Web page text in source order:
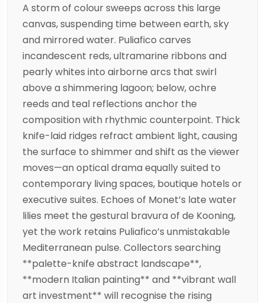
A storm of colour sweeps across this large
canvas, suspending time between earth, sky
and mirrored water. Puliafico carves
incandescent reds, ultramarine ribbons and
pearly whites into airborne arcs that swirl
above a shimmering lagoon; below, ochre
reeds and teal reflections anchor the
composition with rhythmic counterpoint. Thick
knife-laid ridges refract ambient light, causing
the surface to shimmer and shift as the viewer
moves—an optical drama equally suited to
contemporary living spaces, boutique hotels or
executive suites. Echoes of Monet’s late water
lilies meet the gestural bravura of de Kooning,
yet the work retains Puliafico’s unmistakable
Mediterranean pulse. Collectors searching
**palette-knife abstract landscape**,
**modern Italian painting** and **vibrant wall
art investment** will recognise the rising